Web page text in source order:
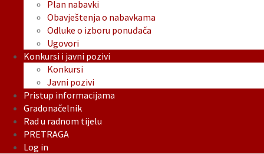
Plan nabavki
Obavještenja o nabavkama
Odluke o izboru ponuđača
Ugovori
Konkursi i javni pozivi
Konkursi
Javni pozivi
Pristup informacijama
Gradonačelnik
Rad u radnom tijelu
PRETRAGA
Log in